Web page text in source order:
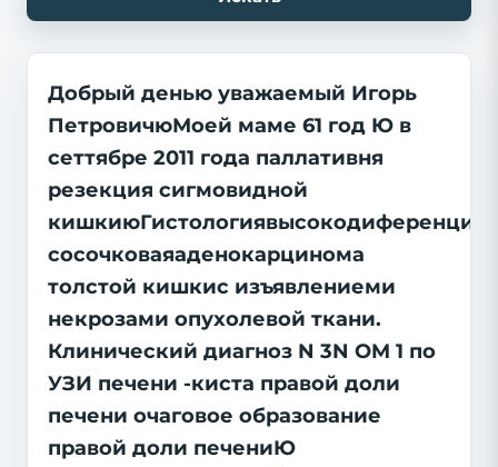
Добрый денью уважаемый Игорь
ПетровичюМоей маме 61 год Ю в
сеттябре 2011 года паллативня
резекция сигмовидной
сосочковаяаденокарцинома
толстой кишкис изъявлениеми
некрозами опухолевой ткани.
Клинический диагноз N 3N OM 1 по
УЗИ печени -киста правой доли
печени очаговое образование
правой доли печениЮ